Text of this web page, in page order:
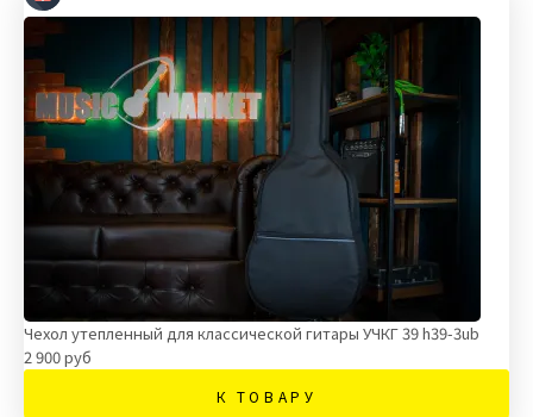
Чехол утепленный для классической гитары УЧКГ 39 h39-3ub
2 900 руб
К ТОВАРУ